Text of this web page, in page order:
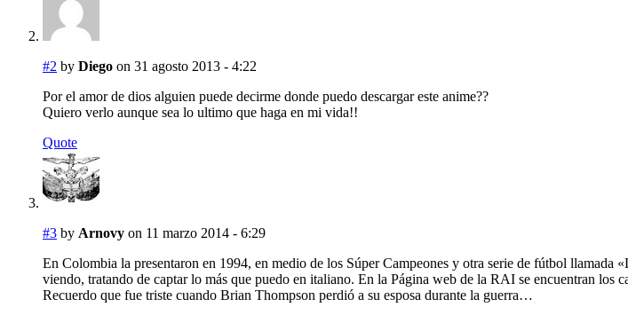
#2 by Diego on 31 agosto 2013 - 4:22
Por el amor de dios alguien puede decirme donde puedo descargar este anime??
Quiero verlo aunque sea lo ultimo que haga en mi vida!!
Quote
#3 by Arnovy on 11 marzo 2014 - 6:29
En Colombia la presentaron en 1994, en medio de los Súper Campeones y otra serie de fútbol llamada
viendo, tratando de captar lo más que puedo en italiano. En la Página web de la RAI se encuentran los
Recuerdo que fue triste cuando Brian Thompson perdió a su esposa durante la guerra…